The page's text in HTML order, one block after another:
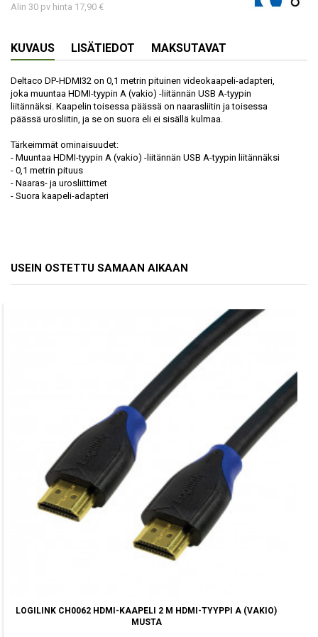
Alin 30 pv hinta 17,90 €
KUVAUS LISÄTIEDOT MAKSUTAVAT
Deltaco DP-HDMI32 on 0,1 metrin pituinen videokaapeli-adapteri,
joka muuntaa HDMI-tyypin A (vakio) -liitännän USB A-tyypin
liitännäksi. Kaapelin toisessa päässä on naarasliitin ja toisessa
päässä urosliitin, ja se on suora eli ei sisällä kulmaa.
Tärkeimmät ominaisuudet:
- Muuntaa HDMI-tyypin A (vakio) -liitännän USB A-tyypin liitännäksi
- 0,1 metrin pituus
- Naaras- ja urosliittimet
- Suora kaapeli-adapteri
USEIN OSTETTU SAMAAN AIKAAN
LOGILINK CH0062 HDMI-KAAPELI 2 M HDMI-TYYPPI A (VAKIO)
MUSTA